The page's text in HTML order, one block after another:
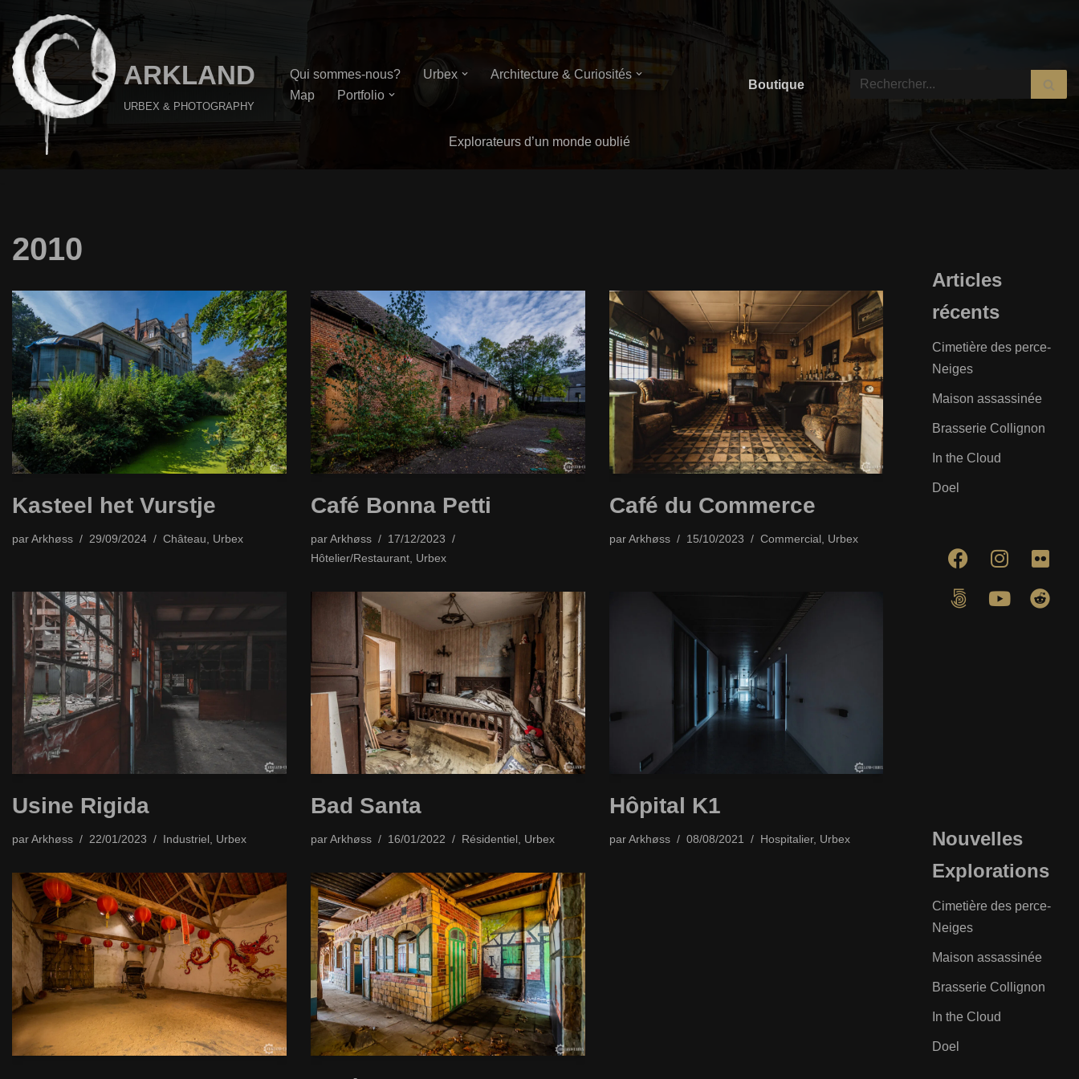
Aller
au
contenu
ARKLAND
URBEX & PHOTOGRAPHY
Qui sommes-nous? Urbex
Architecture & Curiosités
Map
Portfolio
Boutique
Explorateurs d’un monde oublié
2010
Kasteel het Vurstje
parArkhøss 29/09/2024 Château Urbex
Café Bonna Petti
parArkhøss
17/12/2023
Hôtelier/Restaurant, Urbex
Café du Commerce
parArkhøss 15/10/2023 Commercial, Urbex
Usine Rigida
parArkhøss 22/01/2023 Industriel, Urbex
Bad Santa
parArkhøss 16/01/2022 Résidentiel, Urbex
Hôpital K1
parArkhøss 08/08/2021 Hospitalier, Urbex
Articles
récents
Cimetière des perce-
Neiges
Maison assassinée
Brasserie Collignon
In the Cloud
Doel
Nouvelles
Explorations
Cimetière des perce-
Neiges
Maison assassinée
Brasserie Collignon
In the Cloud
Doel